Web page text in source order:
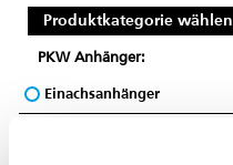
Produktkategorie wählen
PKW Anhänger:
Einachsanhänger